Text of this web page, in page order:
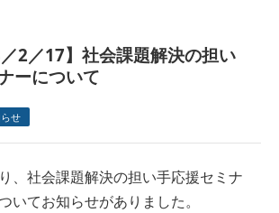
／2／17】社会課題解決の担い
ーについて
せ
、社会課題解決の担い手応援セミナ
いてお知らせがありました。